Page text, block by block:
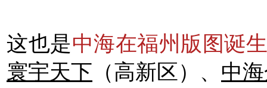
这也是中海在福州版图诞
寰宇天下 （高新区）、 中